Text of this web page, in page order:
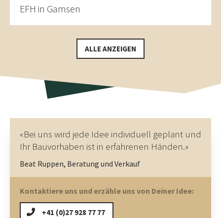
EFH in Gamsen
ALLE ANZEIGEN
«Bei uns wird jede Idee individuell geplant und
Ihr Bauvorhaben ist in erfahrenen Händen.»
Beat Ruppen, Beratung und Verkauf
Kontaktiere uns und erzähle uns von Deiner Idee:
+41 (0)27 928 77 77